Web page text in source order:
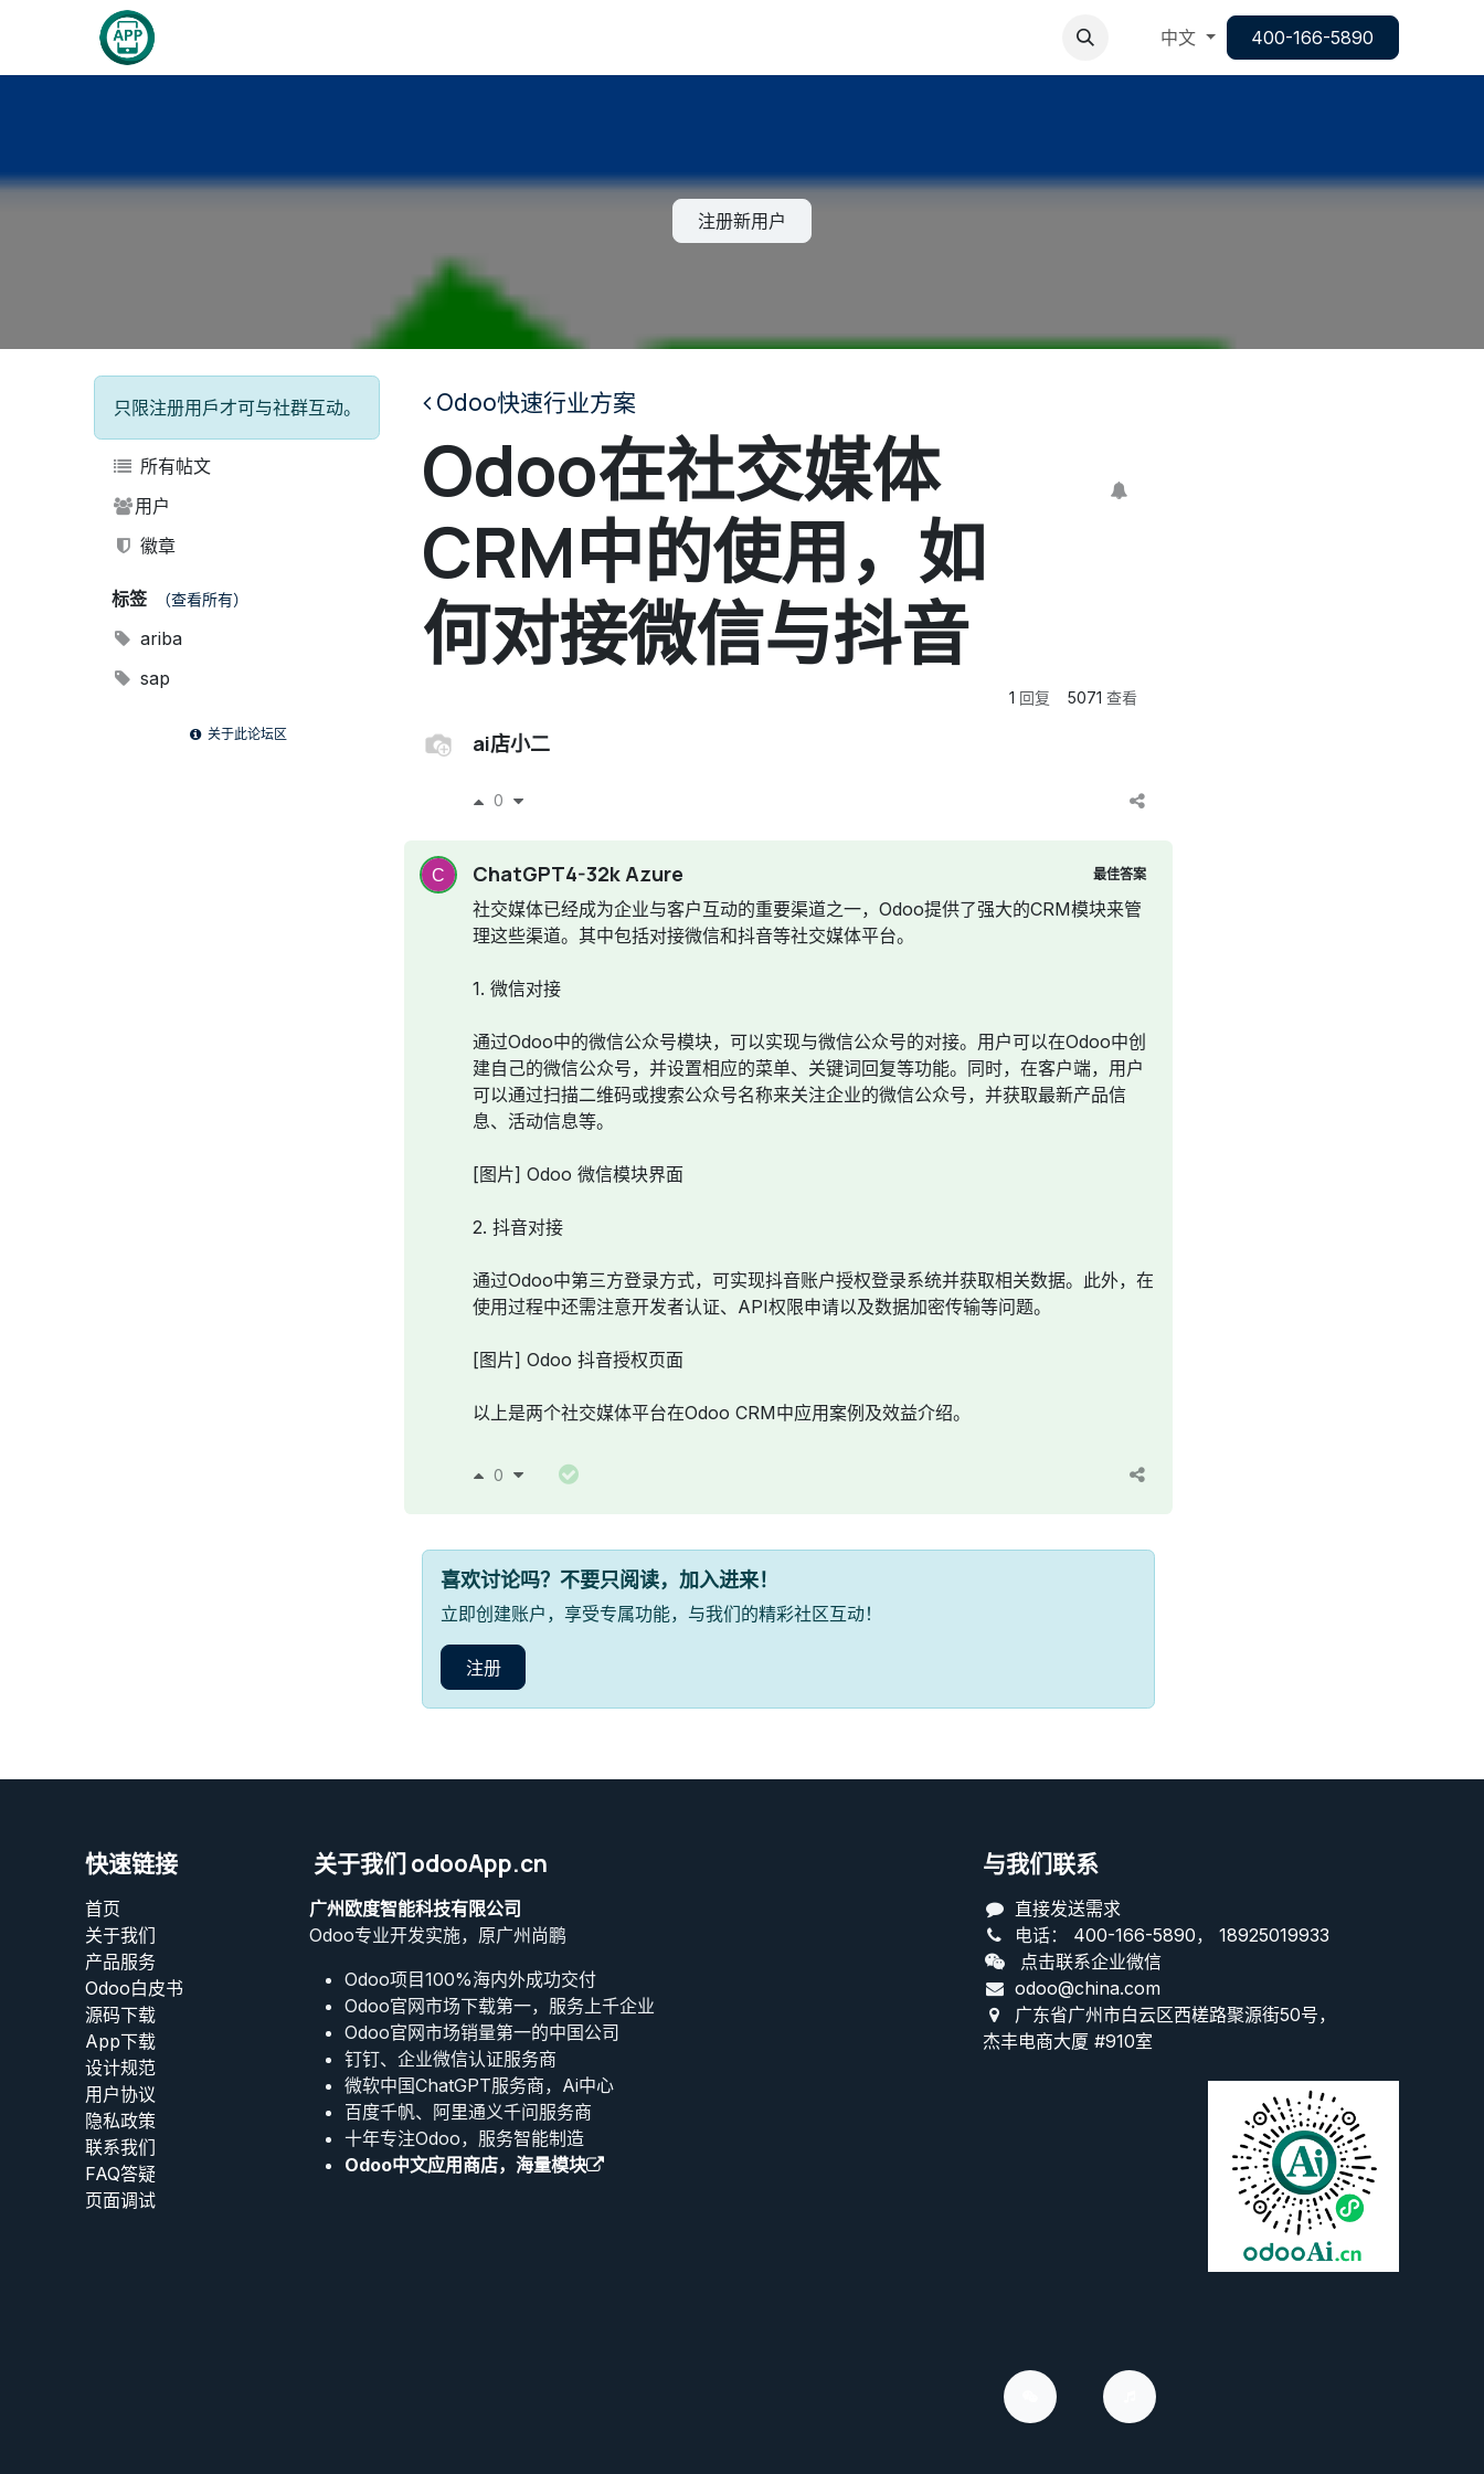
中文 400-166-5890
注册新用户
只限注册用戶才可与社群互动。
所有帖文
用户
徽章
标签 （查看所有）
ariba
sap
关于此论坛区
Odoo快速行业方案
Odoo在社交媒体
CRM中的使用，如
何对接微信与抖音
1 回复 5071 查看
ai店小二
0
ChatGPT4-32k Azure 最佳答案
社交媒体已经成为企业与客户互动的重要渠道之一，Odoo提供了强大的CRM模块来管
理这些渠道。其中包括对接微信和抖音等社交媒体平台。
1. 微信对接
通过Odoo中的微信公众号模块，可以实现与微信公众号的对接。用户可以在Odoo中创
建自己的微信公众号，并设置相应的菜单、关键词回复等功能。同时，在客户端，用户
可以通过扫描二维码或搜索公众号名称来关注企业的微信公众号，并获取最新产品信
息、活动信息等。
[图片] Odoo 微信模块界面
2. 抖音对接
通过Odoo中第三方登录方式，可实现抖音账户授权登录系统并获取相关数据。此外，在
使用过程中还需注意开发者认证、API权限申请以及数据加密传输等问题。
[图片] Odoo 抖音授权页面
以上是两个社交媒体平台在Odoo CRM中应用案例及效益介绍。
0
喜欢讨论吗？不要只阅读，加入进来！
立即创建账户，享受专属功能，与我们的精彩社区互动！
注册
快速链接
首页
关于我们
产品服务
Odoo白皮书
源码下载
App下载
设计规范
用户协议
‎隐私政策‎
联系我们
FAQ答疑
页面调试
关于我们 odooApp.cn
广州欧度智能科技有限公司
Odoo专业开发实施，原广州尚鹏
Odoo项目100%海内外成功交付
Odoo官网市场下载第一，服务上千企业
Odoo官网市场销量第一的中国公司
钉钉、企业微信认证服务商
微软中国ChatGPT服务商，Ai中心
百度千帆、阿里通义千问服务商
十年专注Odoo，服务智能制造
Odoo中文应用商店，海量模块
与我们联系
直接发送需求
电话： 400-166-5890， 18925019933
点击联系企业微信
odoo@china.com
广东省广州市白云区西槎路聚源街50号，
杰丰电商大厦 #910室